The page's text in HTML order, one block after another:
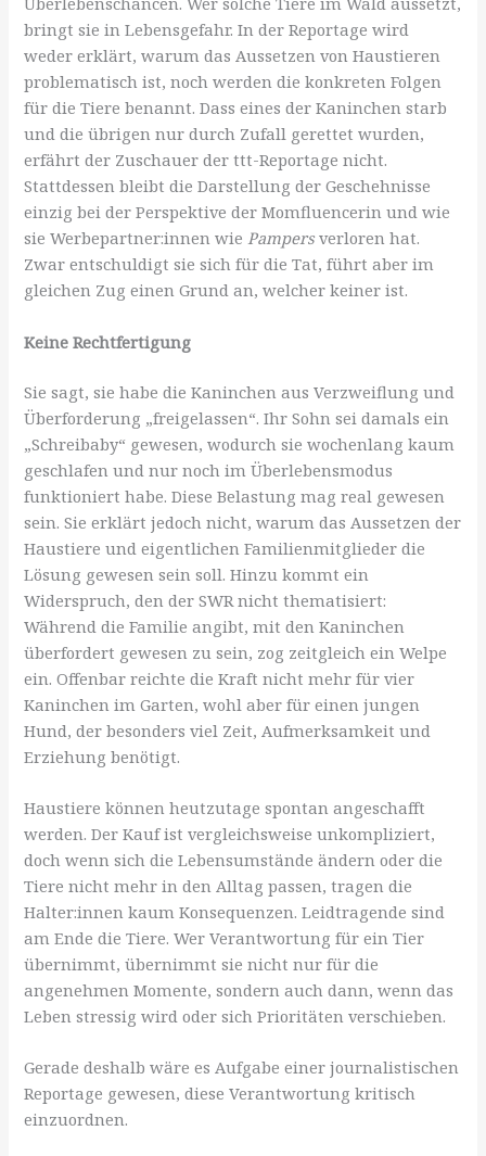
bringt sie in Lebensgefahr. In der Reportage wird
weder erklärt, warum das Aussetzen von Haustieren
problematisch ist, noch werden die konkreten Folgen
für die Tiere benannt. Dass eines der Kaninchen starb
und die übrigen nur durch Zufall gerettet wurden,
erfährt der Zuschauer der ttt-Reportage nicht.
Stattdessen bleibt die Darstellung der Geschehnisse
einzig bei der Perspektive der Momfluencerin und wie
sie Werbepartner:innen wiePampersverloren hat.
Zwar entschuldigt sie sich für die Tat, führt aber im
gleichen Zug einen Grund an, welcher keiner ist.
Keine Rechtfertigung
Sie sagt, sie habe die Kaninchen aus Verzweiflung und
Überforderung „freigelassen“. Ihr Sohn sei damals ein
„Schreibaby“ gewesen, wodurch sie wochenlang kaum
geschlafen und nur noch im Überlebensmodus
funktioniert habe. Diese Belastung mag real gewesen
sein. Sie erklärt jedoch nicht, warum das Aussetzen der
Haustiere und eigentlichen Familienmitglieder die
Lösung gewesen sein soll. Hinzu kommt ein
Widerspruch, den der SWR nicht thematisiert:
Während die Familie angibt, mit den Kaninchen
überfordert gewesen zu sein, zog zeitgleich ein Welpe
ein. Offenbar reichte die Kraft nicht mehr für vier
Kaninchen im Garten, wohl aber für einen jungen
Hund, der besonders viel Zeit, Aufmerksamkeit und
Erziehung benötigt.
Haustiere können heutzutage spontan angeschafft
werden. Der Kauf ist vergleichsweise unkompliziert,
doch wenn sich die Lebensumstände ändern oder die
Tiere nicht mehr in den Alltag passen, tragen die
Halter:innen kaum Konsequenzen. Leidtragende sind
am Ende die Tiere. Wer Verantwortung für ein Tier
übernimmt, übernimmt sie nicht nur für die
angenehmen Momente, sondern auch dann, wenn das
Leben stressig wird oder sich Prioritäten verschieben.
Gerade deshalb wäre es Aufgabe einer journalistischen
Reportage gewesen, diese Verantwortung kritisch
einzuordnen.